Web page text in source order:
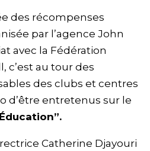
des récompenses
par l’agence John
avec la Fédération
c’est au tour des
des clubs et centres
d’être entretenus sur le
Catherine Djayouri